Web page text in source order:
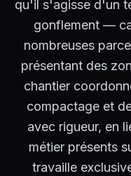
qu'il s'agisse d'un
gonflement —
nombreuses
présentant des
chantier
compactage et
avec rigueur, en
métier présents
travaille